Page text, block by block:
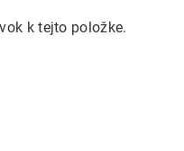
k tejto položke.